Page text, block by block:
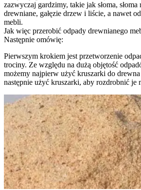
zazwyczaj gardzimy, takie jak słoma,
drewniane, gałęzie drzew i liście, a nawet
mebli.
Jak więc przerobić odpady drewnianego
Następnie omówię:
Pierwszym krokiem jest przetworzenie
trociny. Ze względu na dużą objętość
możemy najpierw użyć kruszarki do
następnie użyć kruszarki, aby rozdrobnić je